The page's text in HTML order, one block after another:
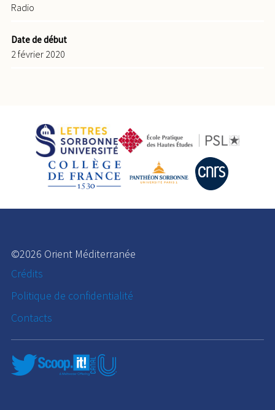
Radio
Date de début
2 février 2020
©2026 Orient Méditerranée
Crédits
Politique de confidentialité
Contacts